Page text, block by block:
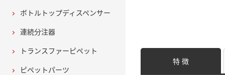
特 徴
ボトルトップディスペンサー
連続分注器
トランスファーピペット
ピペットパーツ